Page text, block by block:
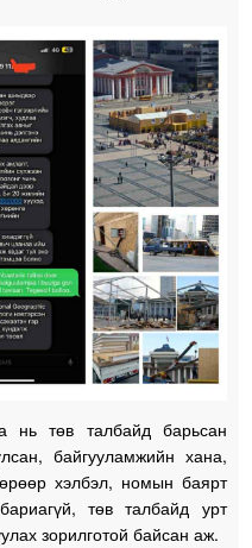
нь төв талбайд барьсан
байгууламжийн хана,
хэлбэл, номын баярт
төв талбайд урт
зорилготой байсан аж.